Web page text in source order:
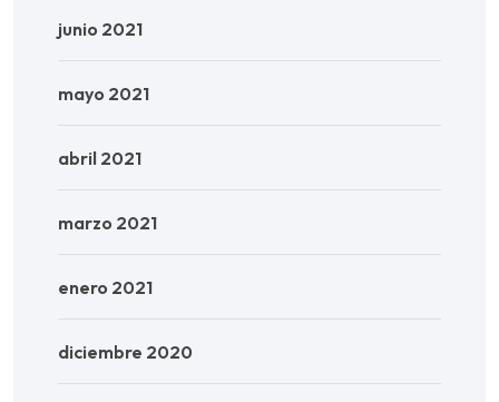
junio 2021
mayo 2021
abril 2021
marzo 2021
enero 2021
diciembre 2020